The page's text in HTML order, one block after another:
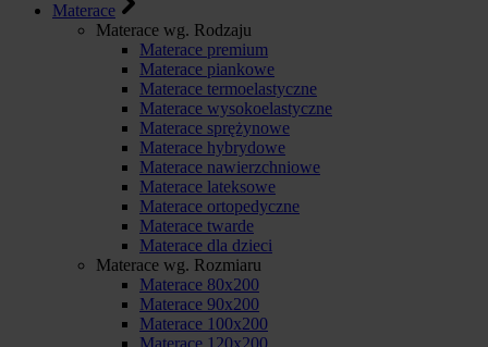
Materace
Materace wg. Rodzaju
Materace premium
Materace piankowe
Materace termoelastyczne
Materace wysokoelastyczne
Materace sprężynowe
Materace hybrydowe
Materace nawierzchniowe
Materace lateksowe
Materace ortopedyczne
Materace twarde
Materace dla dzieci
Materace wg. Rozmiaru
Materace 80x200
Materace 90x200
Materace 100x200
Materace 120x200